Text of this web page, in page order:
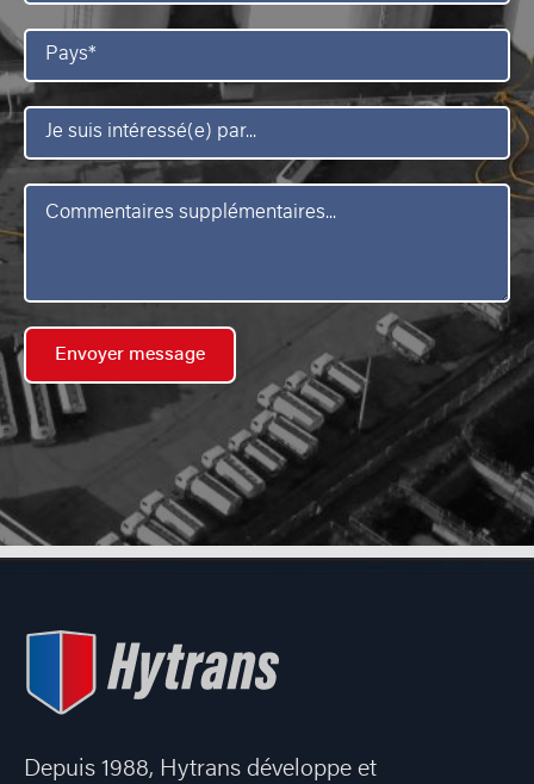
Pays
Je
suis
intéressé(e)
par
Message
Envoyer message
Depuis 1988, Hytrans développe et